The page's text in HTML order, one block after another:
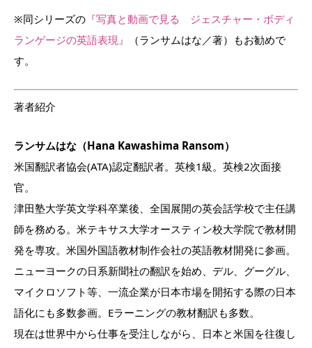
※同シリーズの 『写真と動画で見る ジェスチャー・ボディ
ランゲージの英語表現』
（ランサムはな／著）もお勧めで
す。
著者紹介
ランサムはな（Hana Kawashima Ransom）
米国翻訳者協会(ATA)認定翻訳者。英検1級。英検2次面接
官。
津田塾大学英文学科卒業後、全国展開の英会話学校で主任講
師を務める。米テキサス大学オースティン校大学院で教材開
発を専攻。米国外国語教材制作会社の英語教材開発に参画。
ニューヨークの日系新聞社の翻訳を始め、デル、グーグル、
マイクロソフト等、一流企業が日本市場を開拓する際の日本
語化にも多数参画。Eラーニングの教材翻訳も多数。
現在は世界中から仕事を受注しながら、日本と米国を往復し